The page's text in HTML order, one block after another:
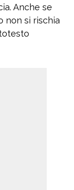
Anche se
non si rischia